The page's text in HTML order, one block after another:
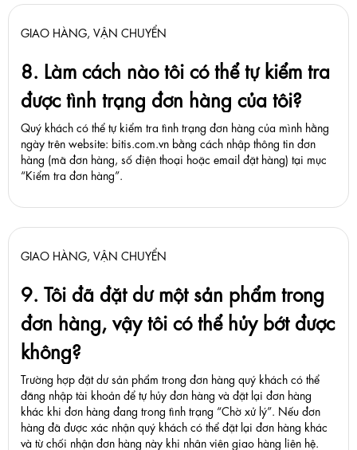
GIAO HÀNG, VẬN CHUYỂN
8. Làm cách nào tôi có thể tự kiểm tra
được tình trạng đơn hàng của tôi?
Quý khách có thể tự kiểm tra tình trạng đơn hàng của mình hằng
ngày trên website: bitis.com.vn bằng cách nhập thông tin đơn
hàng (mã đơn hàng, số điện thoại hoặc email đặt hàng) tại mục
“Kiểm tra đơn hàng”.
GIAO HÀNG, VẬN CHUYỂN
9. Tôi đã đặt dư một sản phẩm trong
đơn hàng, vậy tôi có thể hủy bớt được
không?
Trường hợp đặt dư sản phẩm trong đơn hàng quý khách có thể
đăng nhập tài khoản để tự hủy đơn hàng và đặt lại đơn hàng
khác khi đơn hàng đang trong tình trạng “Chờ xử lý”. Nếu đơn
hàng đã được xác nhận quý khách có thể đặt lại đơn hàng khác
và từ chối nhận đơn hàng này khi nhân viên giao hàng liên hệ.